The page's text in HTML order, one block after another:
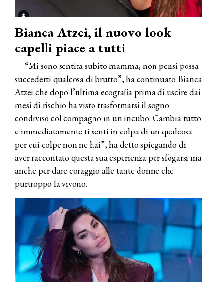
Bianca Atzei, il nuovo look
capelli piace a tutti
“Mi sono sentita subito mamma, non pensi possa
succederti qualcosa di brutto”, ha continuato Bianca
Atzei che dopo l’ultima ecografia prima di uscire dai
mesi di rischio ha visto trasformarsi il sogno
condiviso col compagno in un incubo. Cambia tutto
e immediatamente ti senti in colpa di un qualcosa
per cui colpe non ne hai”, ha detto spiegando di
aver raccontato questa sua esperienza per sfogarsi ma
anche per dare coraggio alle tante donne che
purtroppo la vivono.